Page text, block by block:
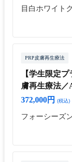
目白ホワイト
PRP皮膚再生療法
【学生限定
膚再生療法／
372,000円
(税込)
フォーシーズ